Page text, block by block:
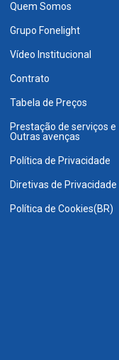
Quem Somos
Grupo Fonelight
Vídeo Institucional
Contrato
Tabela de Preços
Prestação de serviços e
Outras avenças
Política de Privacidade
Diretivas de Privacidade
Política de Cookies(BR)